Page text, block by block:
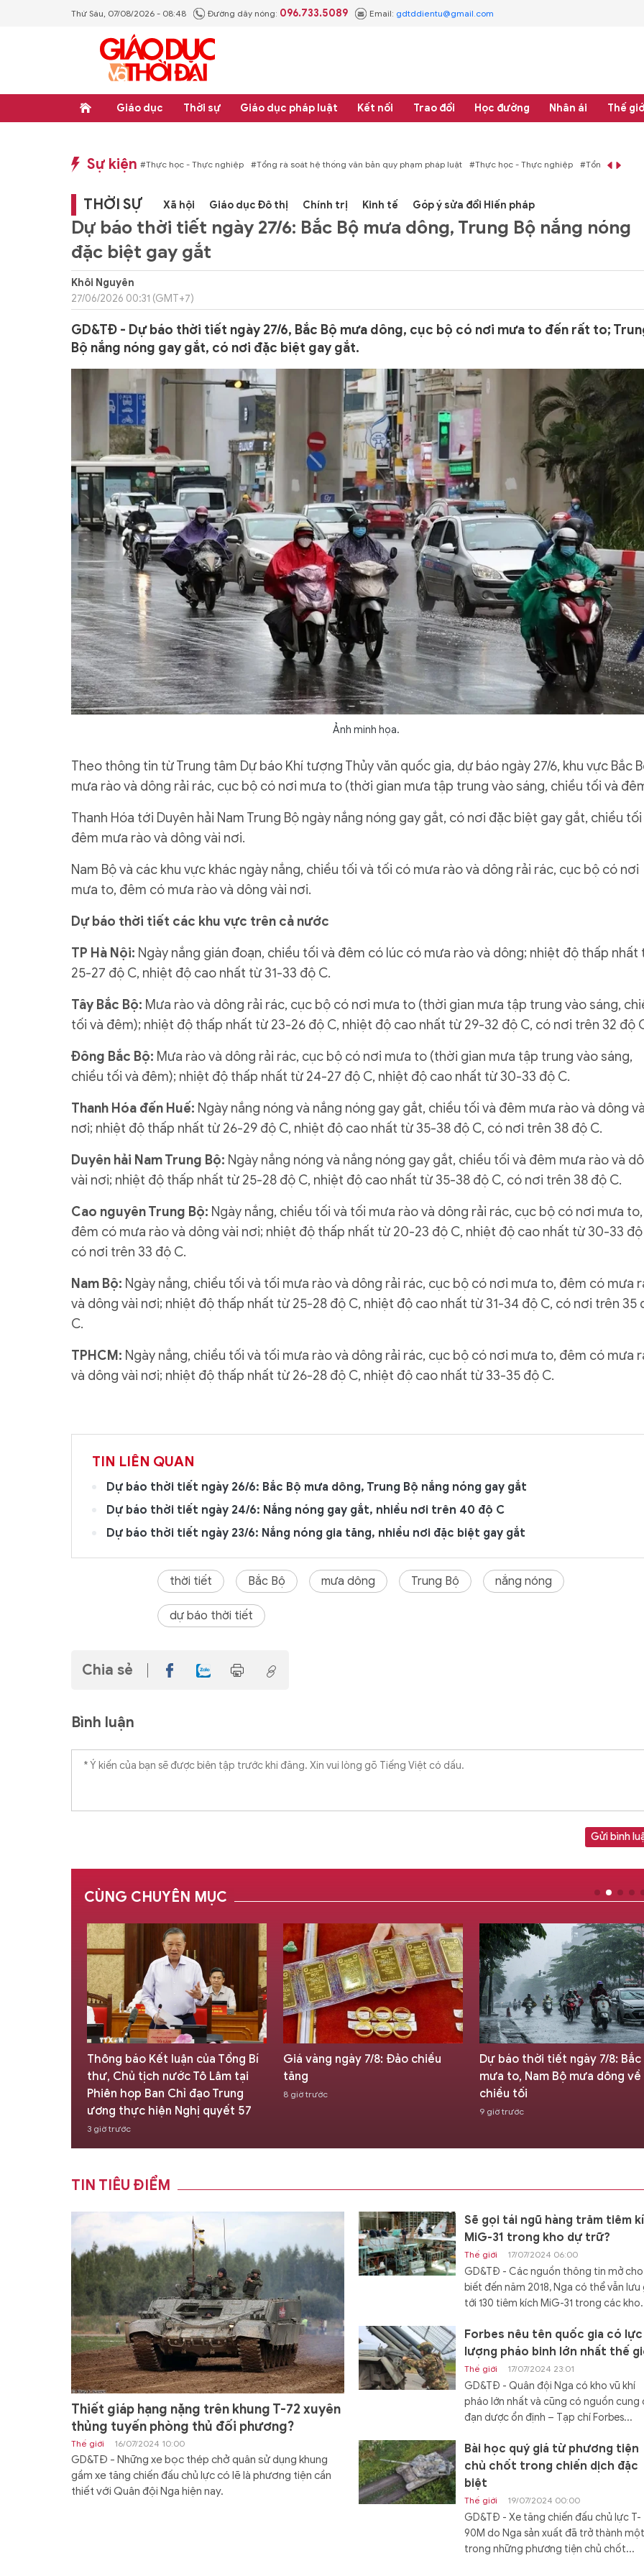
Thứ Sáu, 07/08/2026 - 08:48 Đường dây nóng: 096.733.5089 Email: gdtddientu@gmail.com
Giáo dục Thời sự Giáo dục pháp luật Kết nối Trao đổi Học đường Nhân ái Thế
Sự kiện
văn bản quy phạm pháp luật #Thực học - Thực nghiệp #Tổng rà soát hệ thống văn bản quy phạm pháp luật #Thực học - Thực nghiệp #Tổng rà soát
THỜI SỰ Xã hội Giáo dục Đô thị Chính trị Kinh tế Góp ý sửa đổi Hiến pháp
Dự báo thời tiết ngày 27/6: Bắc Bộ mưa dông, Trung Bộ nắng nóng
đặc biệt gay gắt
Khôi Nguyên
27/06/2026 00:31 (GMT+7)
GD&TĐ - Dự báo thời tiết ngày 27/6, Bắc Bộ mưa dông, cục bộ có nơi mưa to đến rất to;
Bộ nắng nóng gay gắt, có nơi đặc biệt gay gắt.
Ảnh minh họa.
Theo thông tin từ Trung tâm Dự báo Khí tượng Thủy văn quốc gia, dự báo ngày 27/6, khu vực Bắc
mưa rào và dông rải rác, cục bộ có nơi mưa to (thời gian mưa tập trung vào sáng, chiều tối và
Thanh Hóa tới Duyên hải Nam Trung Bộ ngày nắng nóng gay gắt, có nơi đặc biệt gay gắt, chiều tối
đêm mưa rào và dông vài nơi.
Nam Bộ và các khu vực khác ngày nắng, chiều tối và tối có mưa rào và dông rải rác, cục bộ có nơi
mưa to, đêm có mưa rào và dông vài nơi.
Dự báo thời tiết các khu vực trên cả nước
TP Hà Nội: Ngày nắng gián đoạn, chiều tối và đêm có lúc có mưa rào và dông; nhiệt độ thấp nhất
25-27 độ C, nhiệt độ cao nhất từ 31-33 độ C.
Tây Bắc Bộ: Mưa rào và dông rải rác, cục bộ có nơi mưa to (thời gian mưa tập trung vào sáng,
tối và đêm); nhiệt độ thấp nhất từ 23-26 độ C, nhiệt độ cao nhất từ 29-32 độ C, có nơi trên 32 độ
Đông Bắc Bộ: Mưa rào và dông rải rác, cục bộ có nơi mưa to (thời gian mưa tập trung vào sáng,
chiều tối và đêm); nhiệt độ thấp nhất từ 24-27 độ C, nhiệt độ cao nhất từ 30-33 độ C.
Thanh Hóa đến Huế: Ngày nắng nóng và nắng nóng gay gắt, chiều tối và đêm mưa rào và dông
nơi; nhiệt độ thấp nhất từ 26-29 độ C, nhiệt độ cao nhất từ 35-38 độ C, có nơi trên 38 độ C.
Duyên hải Nam Trung Bộ: Ngày nắng nóng và nắng nóng gay gắt, chiều tối và đêm mưa rào và
vài nơi; nhiệt độ thấp nhất từ 25-28 độ C, nhiệt độ cao nhất từ 35-38 độ C, có nơi trên 38 độ C.
Cao nguyên Trung Bộ: Ngày nắng, chiều tối và tối mưa rào và dông rải rác, cục bộ có nơi mưa to,
đêm có mưa rào và dông vài nơi; nhiệt độ thấp nhất từ 20-23 độ C, nhiệt độ cao nhất từ 30-33 độ
có nơi trên 33 độ C.
Nam Bộ: Ngày nắng, chiều tối và tối mưa rào và dông rải rác, cục bộ có nơi mưa to, đêm có mưa
và dông vài nơi; nhiệt độ thấp nhất từ 25-28 độ C, nhiệt độ cao nhất từ 31-34 độ C, có nơi trên 35
C.
TPHCM: Ngày nắng, chiều tối và tối mưa rào và dông rải rác, cục bộ có nơi mưa to, đêm có mưa
và dông vài nơi; nhiệt độ thấp nhất từ 26-28 độ C, nhiệt độ cao nhất từ 33-35 độ C.
TIN LIÊN QUAN
Dự báo thời tiết ngày 26/6: Bắc Bộ mưa dông, Trung Bộ nắng nóng gay gắt
Dự báo thời tiết ngày 24/6: Nắng nóng gay gắt, nhiều nơi trên 40 độ C
Dự báo thời tiết ngày 23/6: Nắng nóng gia tăng, nhiều nơi đặc biệt gay gắt
thời tiết Bắc Bộ mưa dông Trung Bộ nắng nóng
dự báo thời tiết
Chia sẻ
Bình luận
Gửi bình
CÙNG CHUYÊN MỤC
Thông báo Kết luận của Tổng Bí
thư, Chủ tịch nước Tô Lâm tại
Phiên họp Ban Chỉ đạo Trung
ương thực hiện Nghị quyết 57
3 giờ trước
Giá vàng ngày 7/8: Đảo chiều
tăng
8 giờ trước
Dự báo thời tiết ngày 7/8: Bắc
mưa to, Nam Bộ mưa dông về
chiều tối
9 giờ trước
TIN TIÊU ĐIỂM
Thiết giáp hạng nặng trên khung T-72 xuyên
thủng tuyến phòng thủ đối phương?
Thế giới 16/07/2024 10:00
GD&TĐ - Những xe bọc thép chở quân sử dụng khung
gầm xe tăng chiến đấu chủ lực có lẽ là phương tiện cần
thiết với Quân đội Nga hiện nay.
Sẽ gọi tái ngũ hàng trăm tiêm
MiG-31 trong kho dự trữ?
Thế giới 17/07/2024 06:00
GD&TĐ - Các nguồn thông tin mở cho
biết đến năm 2018, Nga có thể vẫn lưu
tới 130 tiêm kích MiG-31 trong các
Forbes nêu tên quốc gia có lực
lượng pháo binh lớn nhất thế
Thế giới 17/07/2024 23:01
GD&TĐ - Quân đội Nga có kho vũ khí
pháo lớn nhất và cũng có nguồn cung
đạn dược ổn định – Tạp chí Forbes...
Bài học quý giá từ phương tiện
chủ chốt trong chiến dịch đặc
biệt
Thế giới 19/07/2024 00:00
GD&TĐ - Xe tăng chiến đấu chủ lực T-
90M do Nga sản xuất đã trở thành một
trong những phương tiện chủ chốt...